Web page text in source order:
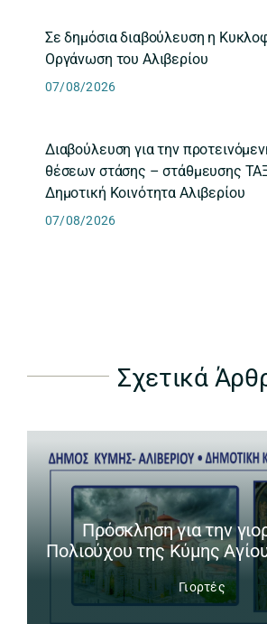
Σε δημόσια διαβούλευση η
Οργάνωση του Αλιβερίου
07/08/2026
Διαβούλευση για την
θέσεων στάσης – στάθμευσης
Δημοτική Κοινότητα Αλιβερίου
07/08/2026
Σχετικά
Πρόσκληση για την
Πολιούχου της Κύμης
Γιορτές